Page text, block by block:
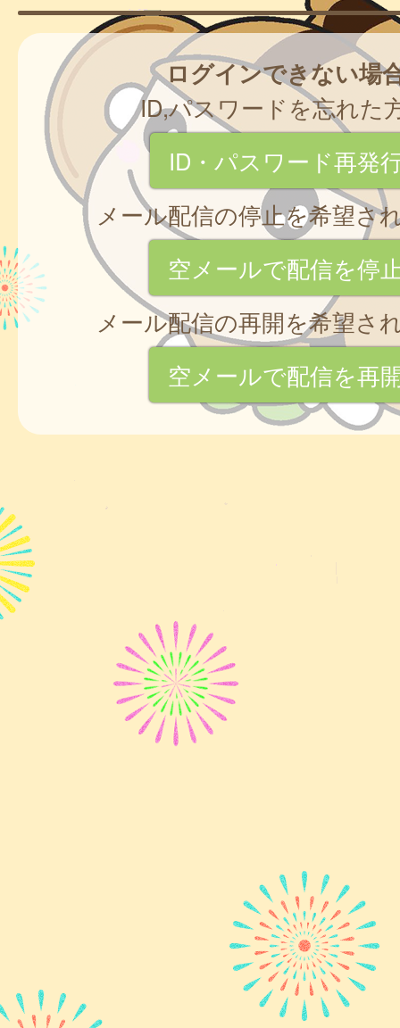
ログインできない場
ID,パスワードを忘れた
ID・パスワード再発
メール配信の停止を希望さ
空メールで配信を停
メール配信の再開を希望さ
空メールで配信を再